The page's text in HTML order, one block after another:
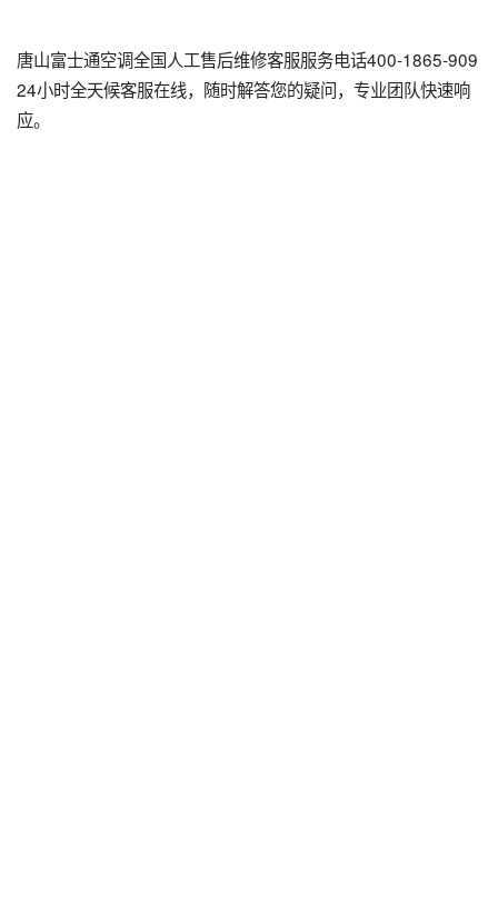
唐山富士通空调全国人工售后维修客服服务电话400-1865-909
24小时全天候客服在线，随时解答您的疑问，专业团队快速响
应。